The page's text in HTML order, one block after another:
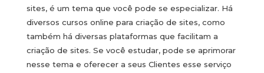
sites, é um tema que você pode se especializar. Há
diversos cursos online para criação de sites, como
também há diversas plataformas que facilitam a
criação de sites. Se você estudar, pode se aprimorar
nesse tema e oferecer a seus Clientes esse serviço